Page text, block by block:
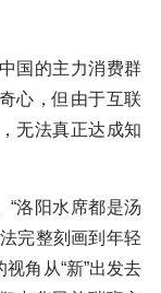
国的主力消费群
心，但由于互联
无法真正达成知
“洛阳水席都是汤
完整刻画到年轻
角从“新”出发去